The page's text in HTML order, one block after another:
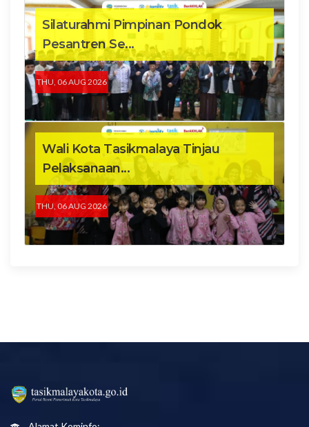
Silaturahmi Pimpinan Pondok
Pesantren Se...
THU, 06 AUG 2026
Wali Kota Tasikmalaya Tinjau
Pelaksanaan...
THU, 06 AUG 2026